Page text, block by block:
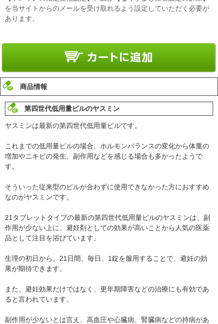
を当サイトからのメールを受け取れるよう設定していただく必要が
あります。
商品情報
第四世代低用量ピルのヤスミン
ヤスミンは最新の第四世代低用量ピルです。
これまでの低用量ピルの場合、ホルモンバランスの変化から体重の
増加やニキビの発生、副作用などを感じる場合も多かったようで
す。
そういった従来型のピルが合わずに使用できなかった方におすすめ
なのがヤスミンです。
21タブレットタイプの最新の第四世代低用量ピルのヤスミンは、副
作用が少ない上に、避妊剤としての効果が高いことから人気の医薬
品として注目を浴びています。
生理の初日から、21日間、毎日、1錠を服用することで、避妊の効
果が期待できます。
また、避妊効果だけではなく、更年期障害などの治療にも有効であ
ると言われています。
副作用が少ないとは言え、高血圧や心臓病、腎臓病などの持病があ